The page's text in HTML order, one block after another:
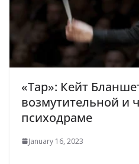
«Тар»: Кейт
возмутительной и
психодраме
January 16, 2023